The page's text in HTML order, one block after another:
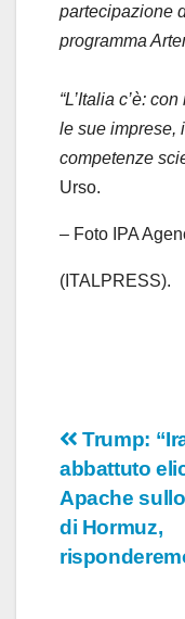
partecipazione
programma
“L’Italia c’è:
le sue imprese,
competenze
Urso.
– Foto IPA
(ITALPRESS).
articoli
Trump:
abbattuto
Apache
di Hormuz,